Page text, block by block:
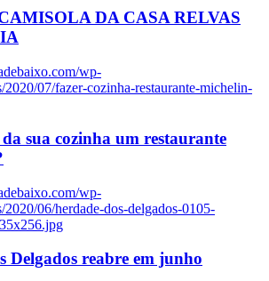
DA CASA RELVAS
wp-
2020/07/fazer-cozinha-restaurante-michelin-
sua cozinha um restaurante
wp-
2020/06/herdade-dos-delgados-0105-
Delgados reabre em junho